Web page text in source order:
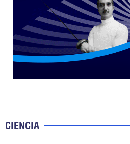
CIENCIA